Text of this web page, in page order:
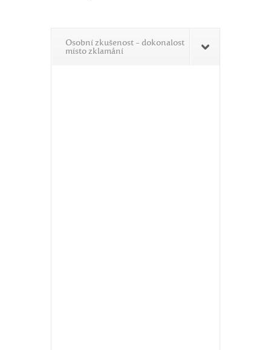
Osobní zkušenost - dokonalost
místo zklamání